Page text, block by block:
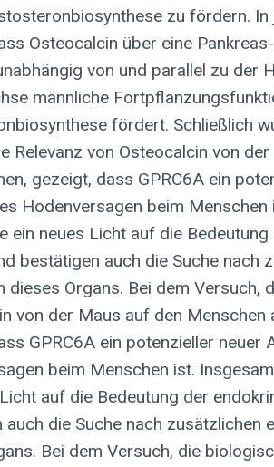
zu fördern.
Osteocalcin über eine
von und parallel zu der
männliche
fördert. Schließlich
Relevanz von Osteocalcin von
gezeigt, dass GPRC6A ein
Hodenversagen beim
ein neues Licht auf die
bestätigen auch die Suche nach
dieses Organs. Bei dem Versuch,
von der Maus auf den Menschen
GPRC6A ein potenzieller
beim Menschen ist.
auf die Bedeutung der
auch die Suche nach zusätzlichen
Bei dem Versuch, die